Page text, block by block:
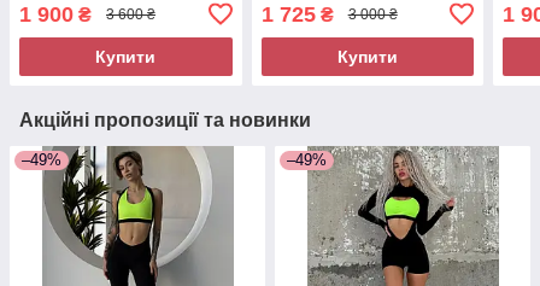
1 900 ₴ 3 600 ₴
Купити
1 725₴ 3 000 ₴
Купити
1
Акційні пропозиції та новинки
–49% –49%